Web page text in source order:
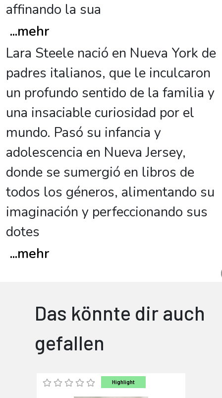
affinando la sua
...mehr
Lara Steele nació en Nueva York de
padres italianos, que le inculcaron
un profundo sentido de la familia y
una insaciable curiosidad por el
mundo. Pasó su infancia y
adolescencia en Nueva Jersey,
donde se sumergió en libros de
todos los géneros, alimentando su
imaginación y perfeccionando sus
dotes
...mehr
Das könnte dir auch
gefallen
Highlight